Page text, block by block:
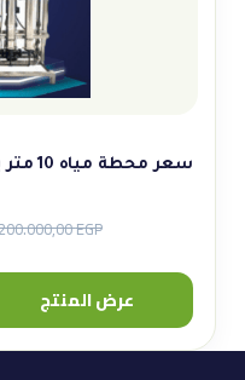
سعر محطة مياه 10 متر يومي في مصر 2026
EGP
عرض المنتج